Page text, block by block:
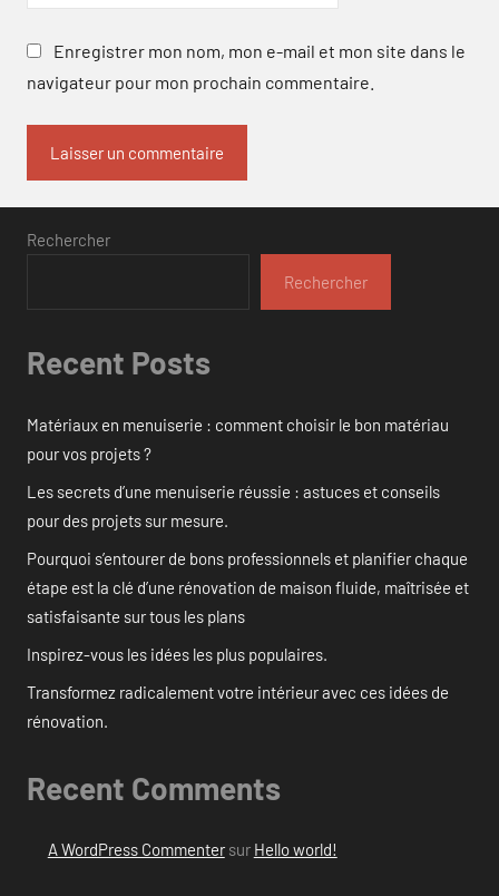
Enregistrer mon nom, mon e-mail et mon site dans le
navigateur pour mon prochain commentaire.
Rechercher
Rechercher
Recent Posts
Matériaux en menuiserie : comment choisir le bon matériau
pour vos projets ?
Les secrets d’une menuiserie réussie : astuces et conseils
pour des projets sur mesure.
Pourquoi s’entourer de bons professionnels et planifier chaque
étape est la clé d’une rénovation de maison fluide, maîtrisée et
satisfaisante sur tous les plans
Inspirez-vous les idées les plus populaires.
Transformez radicalement votre intérieur avec ces idées de
rénovation.
Recent Comments
A WordPress Commentersur Hello world!